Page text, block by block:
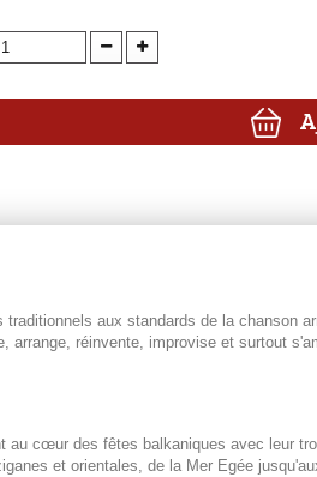
aux standards de la chanson
arrange, réinvente, improvise et surtout
au cœur des fêtes balkaniques avec leur
et orientales, de la Mer Egée